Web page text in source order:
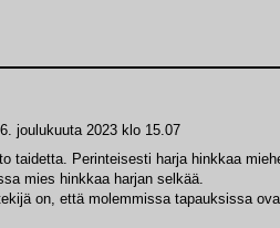
6. joulukuuta 2023 klo 15.07
taidetta. Perinteisesti harja hinkkaa
mies hinkkaa harjan selkää.
on, että molemmissa tapauksissa